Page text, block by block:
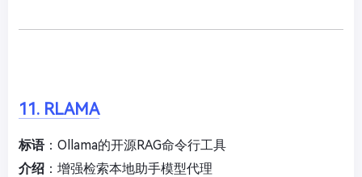
11. RLAMA
标语：Ollama的开源RAG命令行工具
介绍 ：增强检索本地助手模型代理